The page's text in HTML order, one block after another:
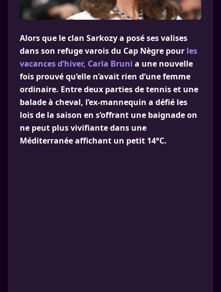
Alors que le clan Sarkozy a posé ses valises
dans son refuge varois du Cap Nègre pour les
vacances d’hiver, Carla Bruni a une nouvelle
fois prouvé qu’elle n’avait rien d’une femme
ordinaire. Entre deux parties de tennis et une
balade à cheval, l’ex-mannequin a défié les
lois de la saison en s’offrant une baignade on
ne peut plus vivifiante dans une
Méditerranée affichant un petit 14°C.